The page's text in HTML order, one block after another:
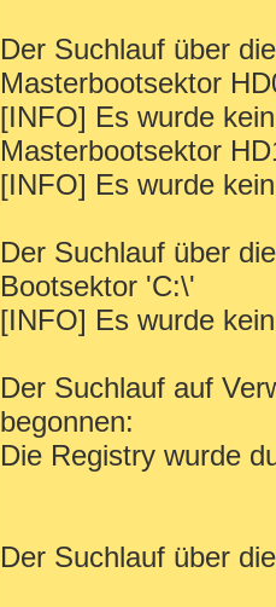
Der Suchlauf über
Masterbootsektor
[INFO] Es wurde
Masterbootsektor
[INFO] Es wurde
Der Suchlauf über
Bootsektor 'C:\'
[INFO] Es wurde
Der Suchlauf auf
begonnen:
Die Registry wurde
Der Suchlauf über